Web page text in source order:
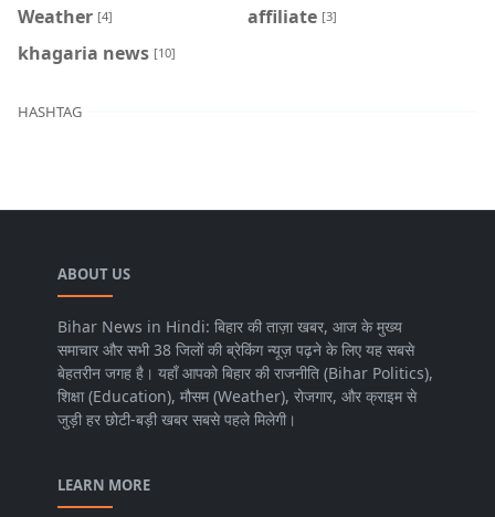
Weather [4] affiliate [3]
khagaria news [10]
HASHTAG
ABOUT US
Bihar News in Hindi: बिहार की ताज़ा खबर, आज के मुख्य
समाचार और सभी 38 जिलों की ब्रेकिंग न्यूज़ पढ़ने के लिए यह सबसे
बेहतरीन जगह है। यहाँ आपको बिहार की राजनीति (Bihar Politics),
शिक्षा (Education), मौसम (Weather), रोजगार, और क्राइम से
जुड़ी हर छोटी-बड़ी खबर सबसे पहले मिलेगी।
LEARN MORE